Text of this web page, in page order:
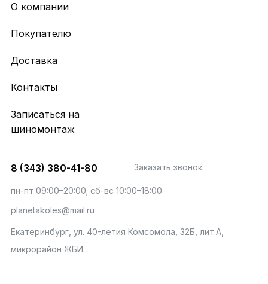
О компании
Покупателю
Доставка
Контакты
Записаться на
шиномонтаж
8 (343) 380-41-80 Заказать звонок
пн-пт 09:00–20:00; сб-вс 10:00–18:00
planetakoles@mail.ru
Екатеринбург, ул. 40-летия Комсомола, 32Б, лит.А,
микрорайон ЖБИ